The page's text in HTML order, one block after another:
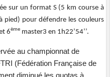
sur un format S (5 km course à
pied) pour défendre les couleurs
6ème master3 en 1h22’54’’.
au championnat de
(Fédération Française de
diminué les quotas à